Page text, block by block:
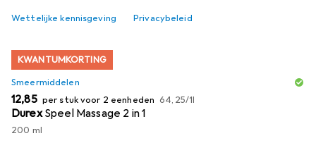
Wettelijke kennisgeving Privacybeleid
KWANTUMKORTING
Smeermiddelen
EUR
12,85 per stuk voor 2 eenheden EUR
64,25/1l
Durex Speel Massage 2 in 1
200 ml